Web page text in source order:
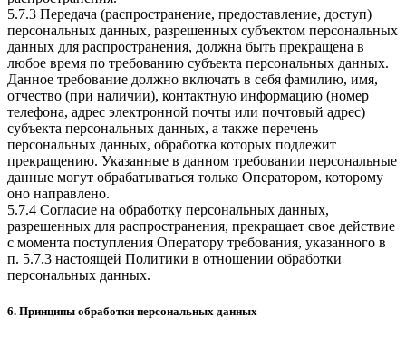
5.7.3 Передача (распространение, предоставление, доступ)
персональных данных, разрешенных субъектом персональных
данных для распространения, должна быть прекращена в
любое время по требованию субъекта персональных данных.
Данное требование должно включать в себя фамилию, имя,
отчество (при наличии), контактную информацию (номер
телефона, адрес электронной почты или почтовый адрес)
субъекта персональных данных, а также перечень
персональных данных, обработка которых подлежит
прекращению. Указанные в данном требовании персональные
данные могут обрабатываться только Оператором, которому
оно направлено.
5.7.4 Согласие на обработку персональных данных,
разрешенных для распространения, прекращает свое действие
с момента поступления Оператору требования, указанного в
п. 5.7.3 настоящей Политики в отношении обработки
персональных данных.
6. Принципы обработки персональных данных